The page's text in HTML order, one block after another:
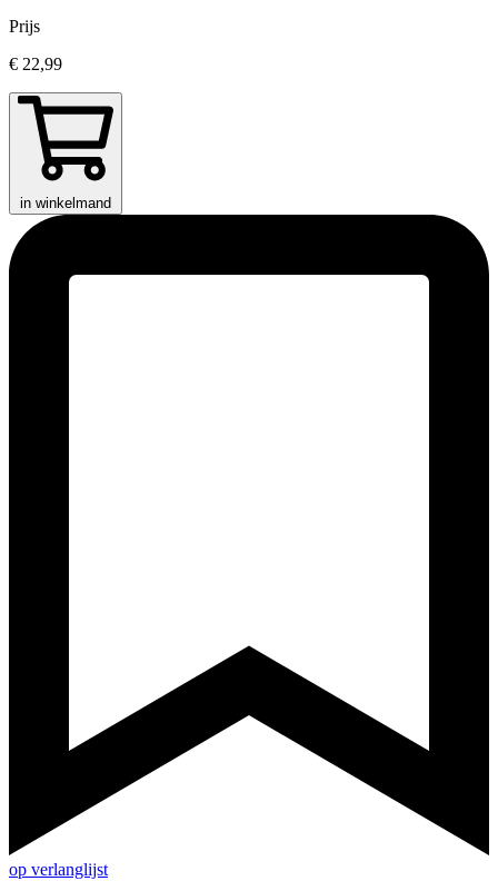
Prijs
€ 22,99
in winkelmand
op verlanglijst